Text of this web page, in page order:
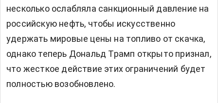
несколько ослабляла санкционный давление на
российскую нефть, чтобы искусственно
удержать мировые цены на топливо от скачка,
однако теперь Дональд Трамп открыто признал,
что жесткое действие этих ограничений будет
полностью возобновлено.